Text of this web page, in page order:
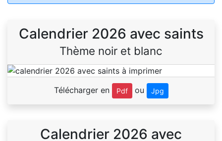
Calendrier 2026 avec saints
Thème noir et blanc
Télécharger en Pdf ou Jpg
Calendrier 2026 avec